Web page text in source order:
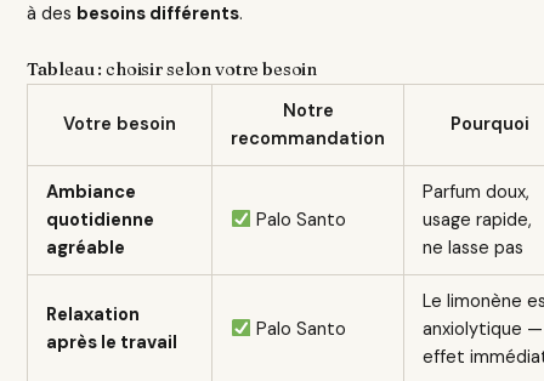
à des besoins différents.
Tableau : choisir selon votre besoin
Votre besoin
Notre
recommandation
Pourquoi
Ambiance
quotidienne
agréable
Palo Santo
Parfum doux,
usage rapide,
ne lasse pas
Relaxation
après le travail
Palo Santo
Le limonène
anxiolytique —
effet